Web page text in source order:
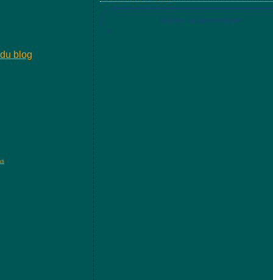
blog
Ajouter un commentaire